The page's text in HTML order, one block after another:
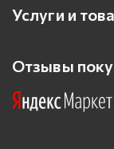
Услуги и
Отзывы